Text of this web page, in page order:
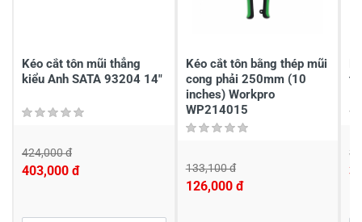
Viết nhận xét của bạn
Kéo cắt tôn mũi thẳng
kiểu Anh SATA 93204 14"
424,000 đ
403,000 đ
Kéo cắt tôn bằng thép mũi
cong phải 250mm (10
inches) Workpro
WP214015
133,100 đ
126,000 đ